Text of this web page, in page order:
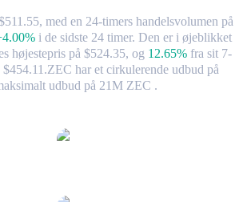
med en 24-timers handelsvolumen på
i de sidste 24 timer. Den er i øjeblikket
højestepris på $524.35, og 12.65% fra sit 7-
$454.11.ZEC har et cirkulerende udbud på
udbud på 21M ZEC .